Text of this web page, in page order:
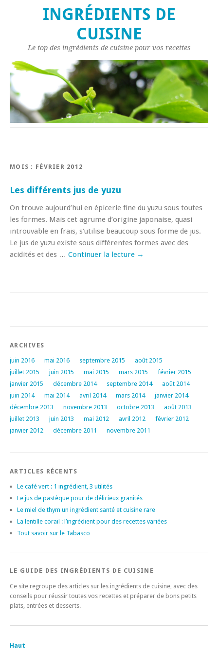
INGRÉDIENTS DE
CUISINE
Le top des ingrédients de cuisine pour vos recettes
MOIS : FÉVRIER 2012
Les différents jus de yuzu
On trouve aujourd’hui en épicerie fine du yuzu sous toutes
les formes. Mais cet agrume d’origine japonaise, quasi
introuvable en frais, s’utilise beaucoup sous forme de jus.
Le jus de yuzu existe sous différentes formes avec des
acidités et des … Continuer la lecture →
ARCHIVES
juin 2016 mai 2016 septembre 2015
août 2015
juillet 2015
juin 2015 mai 2015 mars 2015
février 2015
janvier 2015
décembre 2014 septembre 2014
août 2014
juin 2014
mai 2014 avril 2014 mars 2014
janvier 2014
décembre 2013
novembre 2013 octobre 2013
août 2013
juillet 2013
juin 2013 mai 2012 avril 2012
février 2012
janvier 2012
décembre 2011 novembre 2011
ARTICLES RÉCENTS
Le café vert : 1 ingrédient, 3 utilités
Le jus de pastèque pour de délicieux granités
Le miel de thym un ingrédient santé et cuisine rare
La lentille corail : l’ingrédient pour des recettes variées
Tout savoir sur le Tabasco
LE GUIDE DES INGRÉDIENTS DE CUISINE
Ce site regroupe des articles sur les ingrédients de cuisine, avec des
conseils pour réussir toutes vos recettes et préparer de bons petits
plats, entrées et desserts.
Haut